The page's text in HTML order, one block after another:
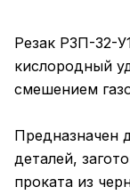
Резак Р3П-32-
кислородный
смешением
Предназначен
деталей,
проката из